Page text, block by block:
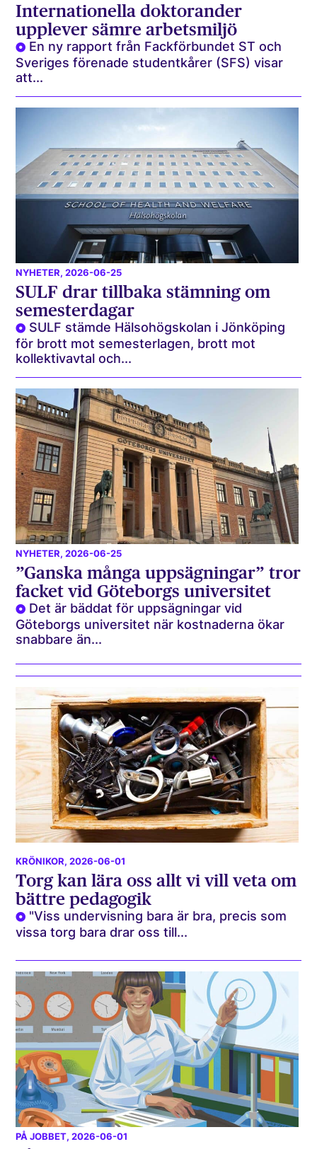
Internationella doktorander
upplever sämre arbetsmiljö
En ny rapport från Fackförbundet ST och
Sveriges förenade studentkårer (SFS) visar
att...
NYHETER, 2026-06-25
SULF drar tillbaka stämning om
semesterdagar
SULF stämde Hälsohögskolan i Jönköping
för brott mot semesterlagen, brott mot
kollektivavtal och...
NYHETER, 2026-06-25
”Ganska många uppsägningar” tror
facket vid Göteborgs universitet
Det är bäddat för uppsägningar vid
Göteborgs universitet när kostnaderna ökar
snabbare än...
KRÖNIKOR, 2026-06-01
Torg kan lära oss allt vi vill veta om
bättre pedagogik
"Viss undervisning bara är bra, precis som
vissa torg bara drar oss till...
PÅ JOBBET, 2026-06-01